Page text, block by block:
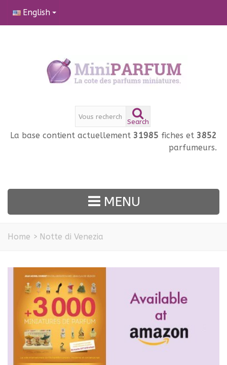
English
Search
La base contient actuellement 31985 fiches et 3852
parfumeurs.
MENU
Home > Notte di Venezia